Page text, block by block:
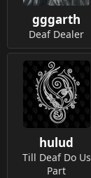
gggarth
Deaf Dealer
hulud
Till Deaf Do Us
Part